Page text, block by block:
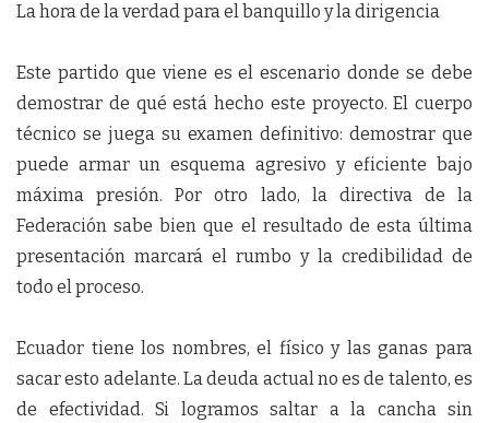
La hora de la verdad para el banquillo y la dirigencia
Este partido que viene es el escenario donde se debe
demostrar de qué está hecho este proyecto. El cuerpo
técnico se juega su examen definitivo: demostrar que
puede armar un esquema agresivo y eficiente bajo
máxima presión. Por otro lado, la directiva de la
Federación sabe bien que el resultado de esta última
presentación marcará el rumbo y la credibilidad de
todo el proceso.
Ecuador tiene los nombres, el físico y las ganas para
sacar esto adelante. La deuda actual no es de talento, es
de efectividad. Si logramos saltar a la cancha sin